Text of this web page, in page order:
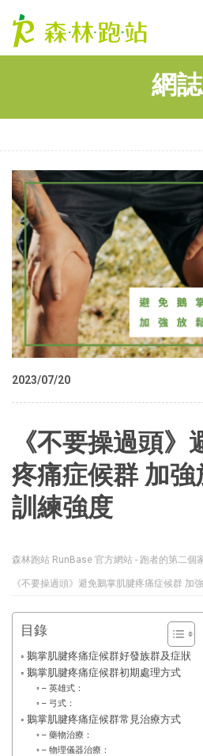
網誌
2023/07/20
《不要操過頭
疼痛症候群 加
訓練強度
森林跑站 RunBase 官方網站 - 跑者的第二個
《不要操過頭》避免鵝掌肌腱疼痛症候群 加
目錄
鵝掌肌腱疼痛症候群好發族群及症狀
鵝掌肌腱疼痛症候群初期處理方式
– 英雄式：
– 弓式：
鵝掌肌腱疼痛症候群常見治療方式
– 藥物治療：
– 物理儀器治療：